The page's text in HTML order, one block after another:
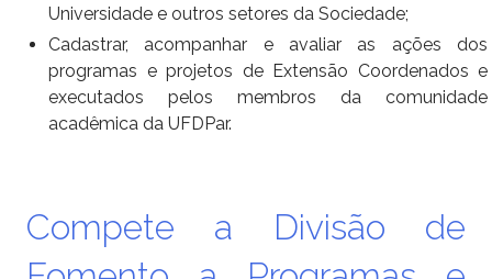
Universidade e outros setores da Sociedade;
Cadastrar, acompanhar e avaliar as ações dos
programas e projetos de Extensão Coordenados e
executados pelos membros da comunidade
acadêmica da UFDPar.
Compete a Divisão de